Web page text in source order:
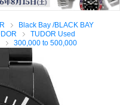
探す
Black Bay /BLACK BAY
TUDOR Used
300,000 to 500,000